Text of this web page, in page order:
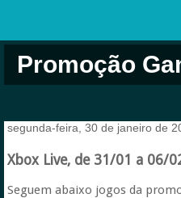
Promoção
segunda-feira, 30 de janeiro de
Xbox Live, de 31/01 a 06/
Seguem abaixo jogos da